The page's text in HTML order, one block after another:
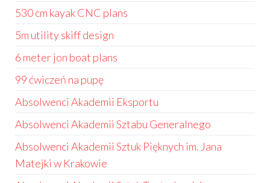
530 cm kayak CNC plans
5m utility skiff design
6 meter jon boat plans
99 ćwiczeń na pupę
Absolwenci Akademii Eksportu
Absolwenci Akademii Sztabu Generalnego
Absolwenci Akademii Sztuk Pięknych im. Jana
Matejki w Krakowie